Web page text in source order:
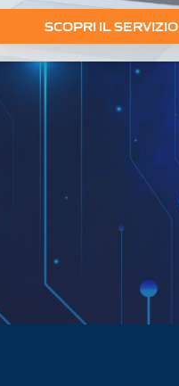
SCOPRI IL SERVIZIO